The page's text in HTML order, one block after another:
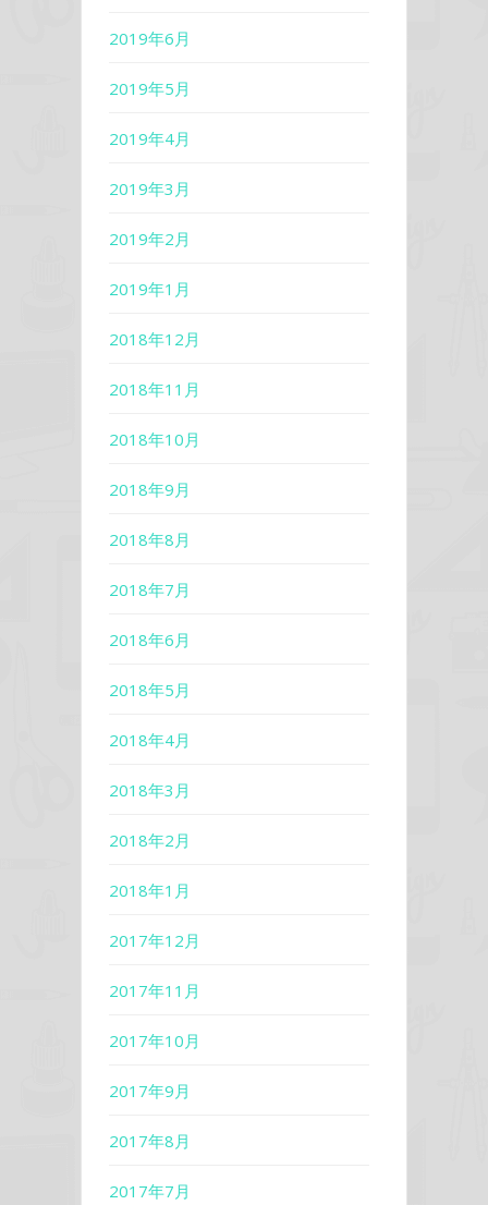
2019年6月
2019年5月
2019年4月
2019年3月
2019年2月
2019年1月
2018年12月
2018年11月
2018年10月
2018年9月
2018年8月
2018年7月
2018年6月
2018年5月
2018年4月
2018年3月
2018年2月
2018年1月
2017年12月
2017年11月
2017年10月
2017年9月
2017年8月
2017年7月